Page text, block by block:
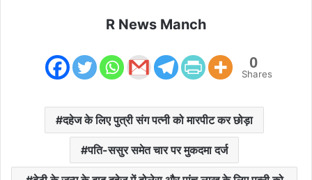
R News Manch
0
Shares
दहेज के लिए पुत्री संग पत्नी को मारपीट कर छोड़ा
पति-ससुर समेत चार पर मुकदमा दर्ज